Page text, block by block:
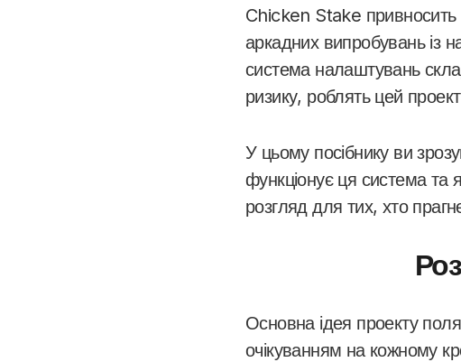
Chicken Stake привносить
аркадних випробувань із
система налаштувань
ризику, роблять цей
У цьому посібнику ви
функціонує ця система та
розгляд для тих, хто
Основна ідея проекту
очікуванням на кожному